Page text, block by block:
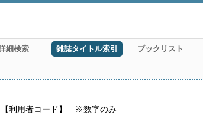
細検索 雑誌タイトル索引 ブックリスト
コード】　※数字のみ